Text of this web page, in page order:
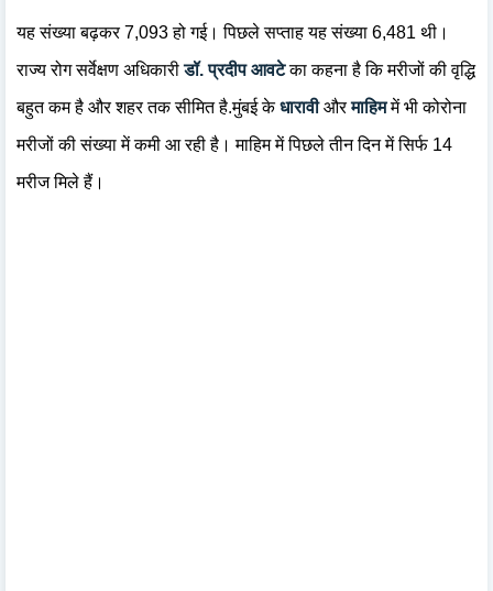
यह संख्या बढ़कर 7,093 हो गई। पिछले सप्ताह यह संख्या 6,481 थी।
राज्य रोग सर्वेक्षण अधिकारीडॉ. प्रदीप आवटेका कहना है कि मरीजों की वृद्धि
बहुत कम है और शहर तक सीमित है.मुंबई केधारावीऔरमाहिममें भी कोरोना
मरीजों की संख्या में कमी आ रही है। माहिम में पिछले तीन दिन में सिर्फ 14
मरीज मिले हैं।